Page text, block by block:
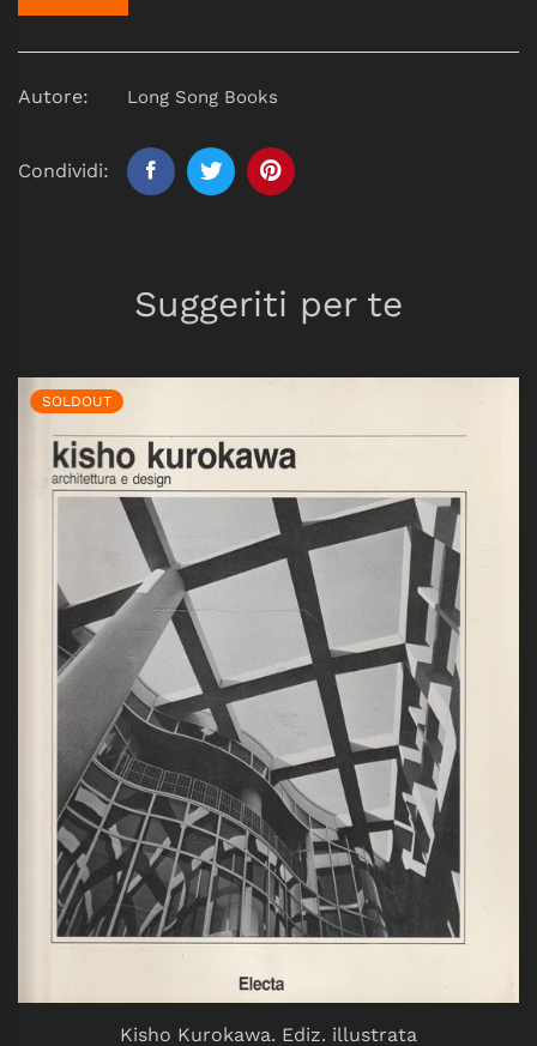
Autore: Long Song Books
Condividi:
Suggeriti per te
SOLDOUT
Kisho Kurokawa. Ediz. illustrata